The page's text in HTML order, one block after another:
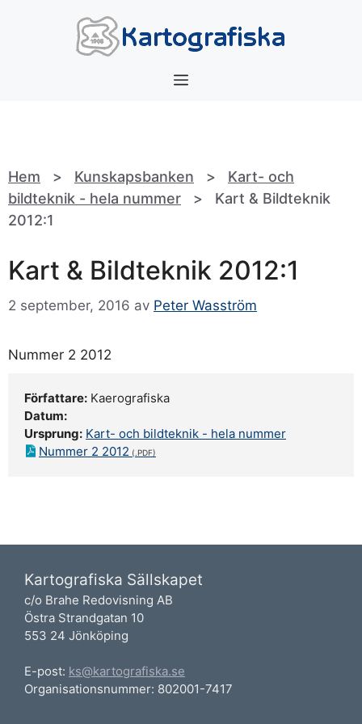
Meny
Hem > Kunskapsbanken > Kart- och
bildteknik - hela nummer > Kart & Bildteknik
2012:1
Kart & Bildteknik 2012:1
2 september, 2016 av Peter Wasström
Nummer 2 2012
Författare: Kaerografiska
Datum:
Ursprung: Kart- och bildteknik - hela nummer
Nummer 2 2012
Kartografiska Sällskapet
c/o Brahe Redovisning AB
Östra Strandgatan 10
553 24 Jönköping
E-post: ks@kartografiska.se
Organisationsnummer: 802001-7417